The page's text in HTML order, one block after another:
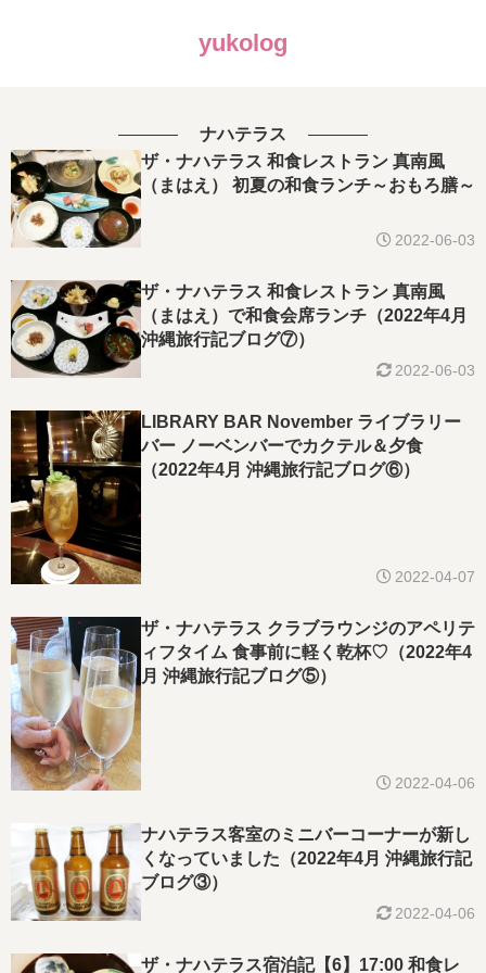
yukolog
ナハテラス
ザ・ナハテラス 和食レストラン 真南風
（まはえ） 初夏の和食ランチ～おもろ膳～
2022-06-03
ザ・ナハテラス 和食レストラン 真南風
（まはえ）で和食会席ランチ（2022年4月
沖縄旅行記ブログ⑦）
2022-06-03
LIBRARY BAR November ライブラリー
バー ノーベンバーでカクテル＆夕食
（2022年4月 沖縄旅行記ブログ⑥）
2022-04-07
ザ・ナハテラス クラブラウンジのアペリテ
ィフタイム 食事前に軽く乾杯♡（2022年4
月 沖縄旅行記ブログ⑤）
2022-04-06
ナハテラス客室のミニバーコーナーが新し
くなっていました（2022年4月 沖縄旅行記
ブログ③）
2022-04-06
ザ・ナハテラス宿泊記【6】17:00 和食レ